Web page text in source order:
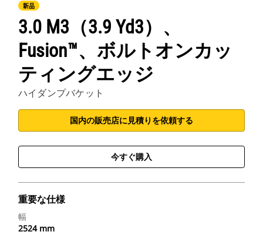
新品
3.0 M3（3.9 Yd3）、
Fusion™、ボルトオンカッ
ティングエッジ
ハイダンプバケット
国内の販売店に見積りを依頼する
今すぐ購入
重要な仕様
幅
2524 mm